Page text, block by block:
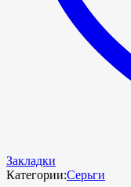
Закладки
Категории:Серьги